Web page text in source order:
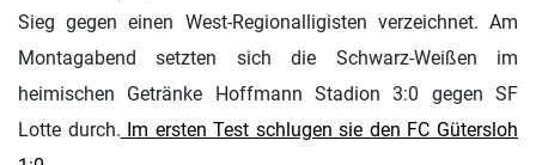
Sieg gegen einen West-Regionalligisten verzeichnet. Am
Montagabend setzten sich die Schwarz-Weißen im
heimischen Getränke Hoffmann Stadion 3:0 gegen SF
Lotte durch. Im ersten Test schlugen sie den FC Gütersloh